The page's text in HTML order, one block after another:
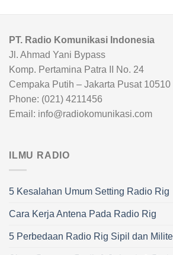
PT. Radio Komunikasi Indonesia
Jl. Ahmad Yani Bypass
Komp. Pertamina Patra II No. 24
Cempaka Putih – Jakarta Pusat 10510
Phone: (021) 4211456
Email: info@radiokomunikasi.com
ILMU RADIO
5 Kesalahan Umum Setting Radio Rig
Cara Kerja Antena Pada Radio Rig
5 Perbedaan Radio Rig Sipil dan